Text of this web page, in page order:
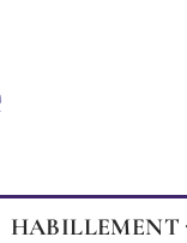
HABILLEMENT